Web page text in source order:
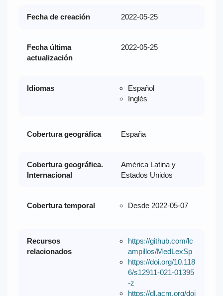
Fecha de creación 2022-05-25
Fecha última
actualización
2022-05-25
Idiomas
Español
Inglés
Cobertura geográfica España
Cobertura geográfica.
Internacional
América Latina y
Estados Unidos
Cobertura temporal Desde 2022-05-07
Recursos
relacionados
https://github.com/lc
ampillos/MedLexSp
https://doi.org/10.118
6/s12911-021-01395
-z
https://dl.acm.org/doi